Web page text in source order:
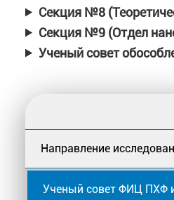
Секция №8
Секция №9 (Отдел
Ученый совет
Направление
Ученый совет ФИЦ ПХФ